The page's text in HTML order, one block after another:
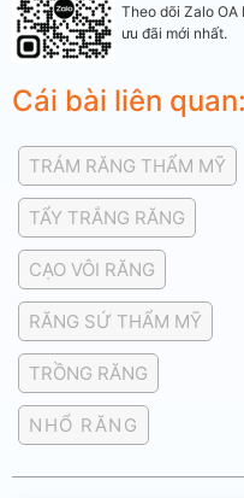
Theo dõi Zalo OA
ưu đãi mới nhất.
Cái bài liên quan:
TRÁM RĂNG THẨM MỸ
TẨY TRẮNG RĂNG
CẠO VÔI RĂNG
RĂNG SỨ THẨM MỸ
TRỒNG RĂNG
NHỔ RĂNG